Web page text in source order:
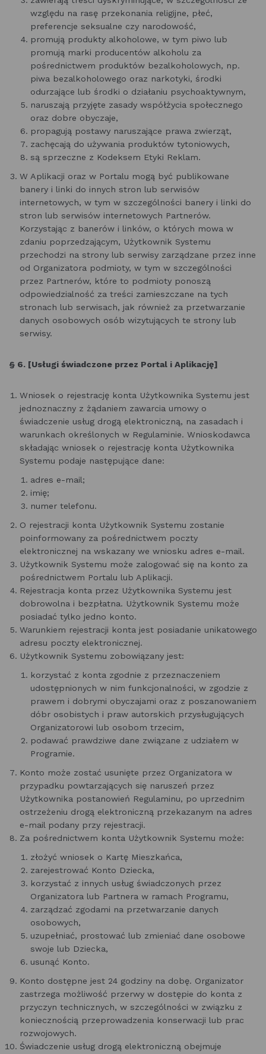
względu na rasę przekonania religijne, płeć,
preferencje seksualne czy narodowość,
promują produkty alkoholowe, w tym piwo lub
promują marki producentów alkoholu za
pośrednictwem produktów bezalkoholowych, np.
piwa bezalkoholowego oraz narkotyki, środki
odurzające lub środki o działaniu psychoaktywnym,
naruszają przyjęte zasady współżycia społecznego
oraz dobre obyczaje,
propagują postawy naruszające prawa zwierząt,
zachęcają do używania produktów tytoniowych,
są sprzeczne z Kodeksem Etyki Reklam.
W Aplikacji oraz w Portalu mogą być publikowane
banery i linki do innych stron lub serwisów
internetowych, w tym w szczególności banery i linki do
stron lub serwisów internetowych Partnerów.
Korzystając z banerów i linków, o których mowa w
zdaniu poprzedzającym, Użytkownik Systemu
przechodzi na strony lub serwisy zarządzane przez inne
od Organizatora podmioty, w tym w szczególności
przez Partnerów, które to podmioty ponoszą
odpowiedzialność za treści zamieszczane na tych
stronach lub serwisach, jak również za przetwarzanie
danych osobowych osób wizytujących te strony lub
serwisy.
§ 6. [Usługi świadczone przez Portal i Aplikację]
Wniosek o rejestrację konta Użytkownika Systemu jest
jednoznaczny z żądaniem zawarcia umowy o
świadczenie usług drogą elektroniczną, na zasadach i
warunkach określonych w Regulaminie. Wnioskodawca
składając wniosek o rejestrację konta Użytkownika
Systemu podaje następujące dane:
adres e-mail;
imię;
numer telefonu.
O rejestracji konta Użytkownik Systemu zostanie
poinformowany za pośrednictwem poczty
elektronicznej na wskazany we wniosku adres e-mail.
Użytkownik Systemu może zalogować się na konto za
pośrednictwem Portalu lub Aplikacji.
Rejestracja konta przez Użytkownika Systemu jest
dobrowolna i bezpłatna. Użytkownik Systemu może
posiadać tylko jedno konto.
Warunkiem rejestracji konta jest posiadanie unikatowego
adresu poczty elektronicznej.
Użytkownik Systemu zobowiązany jest:
korzystać z konta zgodnie z przeznaczeniem
udostępnionych w nim funkcjonalności, w zgodzie z
prawem i dobrymi obyczajami oraz z poszanowaniem
dóbr osobistych i praw autorskich przysługujących
Organizatorowi lub osobom trzecim,
podawać prawdziwe dane związane z udziałem w
Programie.
Konto może zostać usunięte przez Organizatora w
przypadku powtarzających się naruszeń przez
Użytkownika postanowień Regulaminu, po uprzednim
ostrzeżeniu drogą elektroniczną przekazanym na adres
e-mail podany przy rejestracji.
Za pośrednictwem konta Użytkownik Systemu może:
złożyć wniosek o Kartę Mieszkańca,
zarejestrować Konto Dziecka,
korzystać z innych usług świadczonych przez
Organizatora lub Partnera w ramach Programu,
zarządzać zgodami na przetwarzanie danych
osobowych,
uzupełniać, prostować lub zmieniać dane osobowe
swoje lub Dziecka,
usunąć Konto.
Konto dostępne jest 24 godziny na dobę. Organizator
zastrzega możliwość przerwy w dostępie do konta z
przyczyn technicznych, w szczególności w związku z
koniecznością przeprowadzenia konserwacji lub prac
rozwojowych.
Świadczenie usług drogą elektroniczną obejmuje